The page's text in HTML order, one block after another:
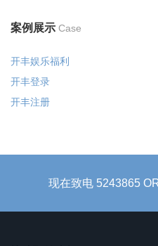
案例展示 Case
开丰娱乐福利
开丰登录
开丰注册
现在致电 5243865